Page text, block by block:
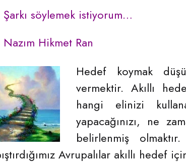
Şarkı söylemek istiyorum…
Nazım Hikmet Ran
Hedef koymak
vermektir. Akıllı
hangi elinizi
yapacağınızı, ne
belirlenmiş
Avrupalılar akıllı hedef